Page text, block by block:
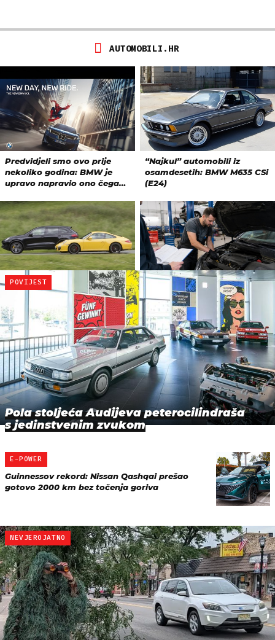
POVIJEST
Pola stoljeća Audijeva peterocilindraša
s jedinstvenim zvukom
E-POWER
Guinnessov rekord: Nissan Qashqai prešao
gotovo 2000 km bez točenja goriva
NEVJEROJATNO